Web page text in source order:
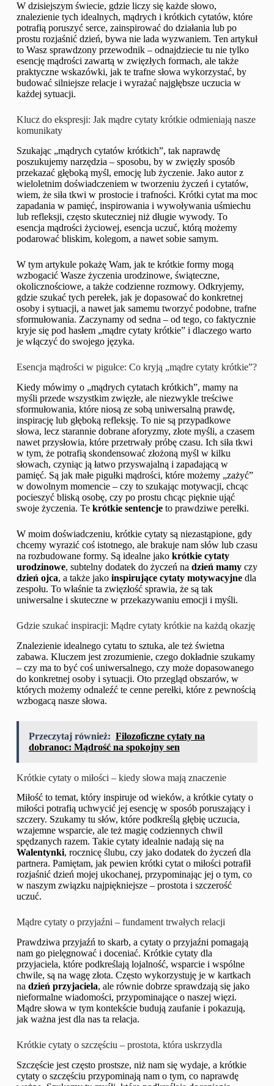
W dzisiejszym świecie, gdzie liczy się każde słowo,
znalezienie tych idealnych, mądrych i krótkich cytatów, które
potrafią poruszyć serce, zainspirować do działania lub po
prostu rozjaśnić dzień, bywa nie lada wyzwaniem. Ten artykuł
to Wasz sprawdzony przewodnik – odnajdziecie tu nie tylko
esencję mądrości zawartą w zwięzłych formach, ale także
praktyczne wskazówki, jak te trafne słowa wykorzystać, by
budować silniejsze relacje i wyrażać najgłębsze uczucia w
każdej sytuacji.
Klucz do ekspresji: Jak mądre cytaty krótkie odmieniają nasze
komunikaty
Szukając „mądrych cytatów krótkich”, tak naprawdę
poszukujemy narzędzia – sposobu, by w zwięzły sposób
przekazać głęboką myśl, emocję lub życzenie. Jako autor z
wieloletnim doświadczeniem w tworzeniu życzeń i cytatów,
wiem, że siła tkwi w prostocie i trafności. Krótki cytat ma moc
zapadania w pamięć, inspirowania i wywoływania uśmiechu
lub refleksji, często skuteczniej niż długie wywody. To
esencja mądrości życiowej, esencja uczuć, którą możemy
podarować bliskim, kolegom, a nawet sobie samym.
W tym artykule pokażę Wam, jak te krótkie formy mogą
wzbogacić Wasze życzenia urodzinowe, świąteczne,
okolicznościowe, a także codzienne rozmowy. Odkryjemy,
gdzie szukać tych perełek, jak je dopasować do konkretnej
osoby i sytuacji, a nawet jak samemu tworzyć podobne, trafne
sformułowania. Zaczynamy od sedna – od tego, co faktycznie
kryje się pod hasłem „mądre cytaty krótkie” i dlaczego warto
je włączyć do swojego języka.
Esencja mądrości w pigułce: Co kryją „mądre cytaty krótkie”?
Kiedy mówimy o „mądrych cytatach krótkich”, mamy na
myśli przede wszystkim zwięzłe, ale niezwykle treściwe
sformułowania, które niosą ze sobą uniwersalną prawdę,
inspirację lub głęboką refleksję. To nie są przypadkowe
słowa, lecz starannie dobrane aforyzmy, złote myśli, a czasem
nawet przysłowia, które przetrwały próbę czasu. Ich siła tkwi
w tym, że potrafią skondensować złożoną myśl w kilku
słowach, czyniąc ją łatwo przyswajalną i zapadającą w
pamięć. Są jak małe pigułki mądrości, które możemy „zażyć”
w dowolnym momencie – czy to szukając motywacji, chcąc
pocieszyć bliską osobę, czy po prostu chcąc pięknie ująć
swoje życzenia. Te krótkie sentencjeto prawdziwe perełki.
W moim doświadczeniu, krótkie cytaty są niezastąpione, gdy
chcemy wyrazić coś istotnego, ale brakuje nam słów lub czasu
na rozbudowane formy. Są idealne jako krótkie cytaty
urodzinowe, subtelny dodatek do życzeń na dzień mamyczy
dzień ojca, a także jako inspirujące cytaty motywacyjnedla
zespołu. To właśnie ta zwięzłość sprawia, że są tak
uniwersalne i skuteczne w przekazywaniu emocji i myśli.
Gdzie szukać inspiracji: Mądre cytaty krótkie na każdą okazję
Znalezienie idealnego cytatu to sztuka, ale też świetna
zabawa. Kluczem jest zrozumienie, czego dokładnie szukamy
– czy ma to być coś uniwersalnego, czy może dopasowanego
do konkretnej osoby i sytuacji. Oto przegląd obszarów, w
których możemy odnaleźć te cenne perełki, które z pewnością
wzbogacą nasze słowa.
Przeczytaj również: Filozoficzne cytaty na
dobranoc: Mądrość na spokojny sen
Krótkie cytaty o miłości – kiedy słowa mają znaczenie
Miłość to temat, który inspiruje od wieków, a krótkie cytaty o
miłości potrafią uchwycić jej esencję w sposób poruszający i
szczery. Szukamy tu słów, które podkreślą głębię uczucia,
wzajemne wsparcie, ale też magię codziennych chwil
spędzanych razem. Takie cytaty idealnie nadają się na
Walentynki, rocznicę ślubu, czy jako dodatek do życzeń dla
partnera. Pamiętam, jak pewien krótki cytat o miłości potrafił
rozjaśnić dzień mojej ukochanej, przypominając jej o tym, co
w naszym związku najpiękniejsze – prostota i szczerość
uczuć.
Mądre cytaty o przyjaźni – fundament trwałych relacji
Prawdziwa przyjaźń to skarb, a cytaty o przyjaźni pomagają
nam go pielęgnować i doceniać. Krótkie cytaty dla
przyjaciela, które podkreślają lojalność, wsparcie i wspólne
chwile, są na wagę złota. Często wykorzystuję je w kartkach
na dzień przyjaciela, ale równie dobrze sprawdzają się jako
nieformalne wiadomości, przypominające o naszej więzi.
Mądre słowa w tym kontekście budują zaufanie i pokazują,
jak ważna jest dla nas ta relacja.
Krótkie cytaty o szczęściu – prostota, która uskrzydla
Szczęście jest często prostsze, niż nam się wydaje, a krótkie
cytaty o szczęściu przypominają nam o tym, co naprawdę